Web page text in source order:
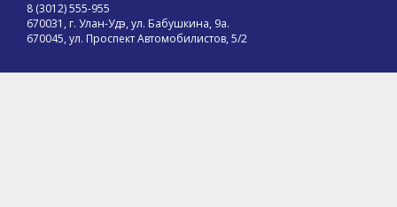
8 (3012) 555-955
670031, г. Улан-Удэ, ул. Бабушкина, 9а.
670045, ул. Проспект Автомобилистов, 5/2